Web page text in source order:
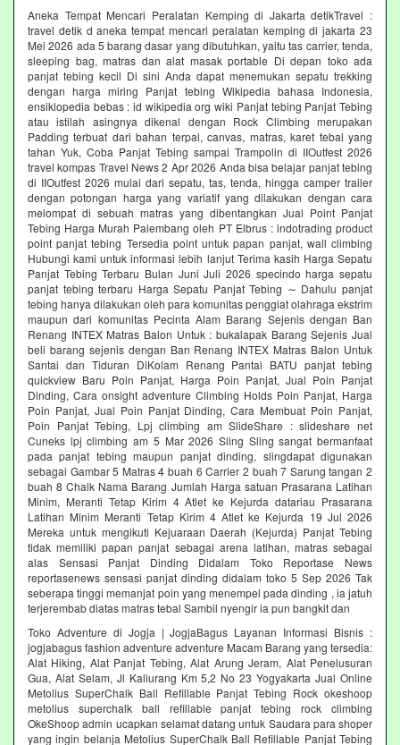
Aneka Tempat Mencari Peralatan Kemping di Jakarta detikTravel :
travel detik d aneka tempat mencari peralatan kemping di jakarta 23
Mei 2026 ada 5 barang dasar yang dibutuhkan, yaitu tas carrier, tenda,
sleeping bag, matras dan alat masak portable Di depan toko ada
panjat tebing kecil Di sini Anda dapat menemukan sepatu trekking
dengan harga miring Panjat tebing Wikipedia bahasa Indonesia,
ensiklopedia bebas : id wikipedia org wiki Panjat tebing Panjat Tebing
atau istilah asingnya dikenal dengan Rock Climbing merupakan
Padding terbuat dari bahan terpal, canvas, matras, karet tebal yang
tahan Yuk, Coba Panjat Tebing sampai Trampolin di IIOutfest 2026
travel kompas Travel News 2 Apr 2026 Anda bisa belajar panjat tebing
di IIOutfest 2026 mulai dari sepatu, tas, tenda, hingga camper trailer
dengan potongan harga yang variatif yang dilakukan dengan cara
melompat di sebuah matras yang dibentangkan Jual Point Panjat
Tebing Harga Murah Palembang oleh PT Elbrus : indotrading product
point panjat tebing Tersedia point untuk papan panjat, wall climbing
Hubungi kami untuk informasi lebih lanjut Terima kasih Harga Sepatu
Panjat Tebing Terbaru Bulan Juni Juli 2026 specindo harga sepatu
panjat tebing terbaru Harga Sepatu Panjat Tebing ∼ Dahulu panjat
tebing hanya dilakukan oleh para komunitas penggiat olahraga ekstrim
maupun dari komunitas Pecinta Alam Barang Sejenis dengan Ban
Renang INTEX Matras Balon Untuk : bukalapak Barang Sejenis Jual
beli barang sejenis dengan Ban Renang INTEX Matras Balon Untuk
Santai dan Tiduran DiKolam Renang Pantai BATU panjat tebing
quickview Baru Poin Panjat, Harga Poin Panjat, Jual Poin Panjat
Dinding, Cara onsight adventure Climbing Holds Poin Panjat, Harga
Poin Panjat, Jual Poin Panjat Dinding, Cara Membuat Poin Panjat,
Poin Panjat Tebing, Lpj climbing am SlideShare : slideshare net
Cuneks lpj climbing am 5 Mar 2026 Sling Sling sangat bermanfaat
pada panjat tebing maupun panjat dinding, slingdapat digunakan
sebagai Gambar 5 Matras 4 buah 6 Carrier 2 buah 7 Sarung tangan 2
buah 8 Chalk Nama Barang Jumlah Harga satuan Prasarana Latihan
Minim, Meranti Tetap Kirim 4 Atlet ke Kejurda datariau Prasarana
Latihan Minim Meranti Tetap Kirim 4 Atlet ke Kejurda 19 Jul 2026
Mereka untuk mengikuti Kejuaraan Daerah (Kejurda) Panjat Tebing
tidak memiliki papan panjat sebagai arena latihan, matras sebagai
alas Sensasi Panjat Dinding Didalam Toko Reportase News
reportasenews sensasi panjat dinding didalam toko 5 Sep 2026 Tak
seberapa tinggi memanjat poin yang menempel pada dinding , ia jatuh
terjerembab diatas matras tebal Sambil nyengir ia pun bangkit dan
Toko Adventure di Jogja | JogjaBagus Layanan Informasi Bisnis :
jogjabagus fashion adventure adventure Macam Barang yang tersedia:
Alat Hiking, Alat Panjat Tebing, Alat Arung Jeram, Alat Penelusuran
Gua, Alat Selam, Jl Kaliurang Km 5,2 No 23 Yogyakarta Jual Online
Metolius SuperChalk Ball Refillable Panjat Tebing Rock okeshoop
metolius superchalk ball refillable panjat tebing rock climbing
OkeShoop admin ucapkan selamat datang untuk Saudara para shoper
yang ingin belanja Metolius SuperChalk Ball Refillable Panjat Tebing